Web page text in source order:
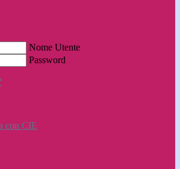
Nome Utente
Password
con CIE